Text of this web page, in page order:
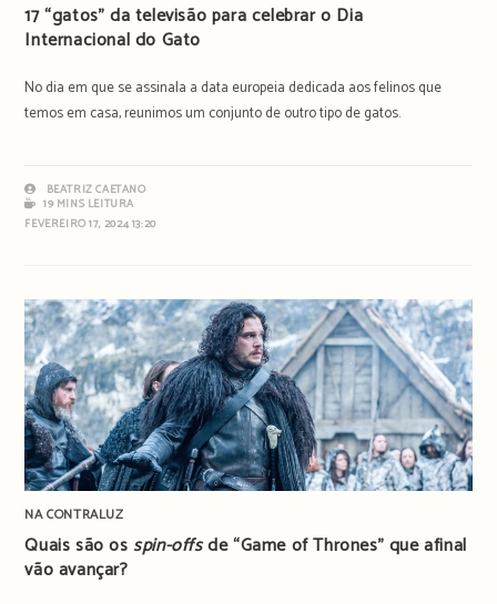
17 “gatos” da televisão para celebrar o Dia
Internacional do Gato
No dia em que se assinala a data europeia dedicada aos felinos que
temos em casa, reunimos um conjunto de outro tipo de gatos.
BEATRIZ CAETANO
19 MINS LEITURA
FEVEREIRO 17, 2024 13:20
NA CONTRALUZ
Quais são osspin-offsde “Game of Thrones” que afinal
vão avançar?